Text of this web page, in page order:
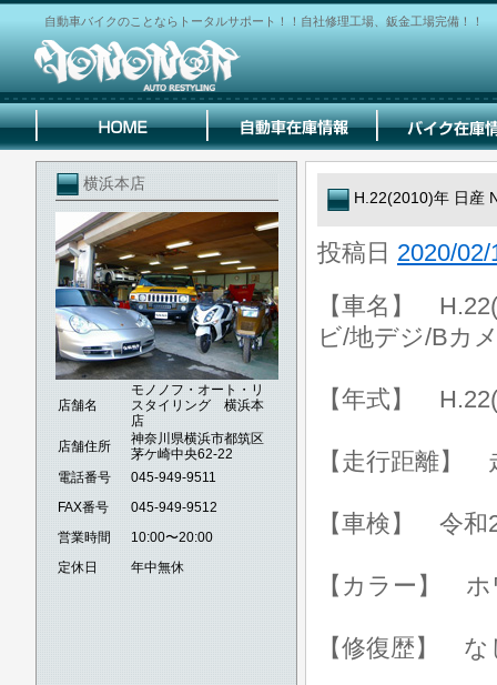
自動車バイクのことならトータルサポート！！自社修理工場、鈑金工場完備！！
横浜本店
店舗名
モノノフ・オート・リ
スタイリング 横浜本
店
店舗住所
神奈川県横浜市都筑区
茅ケ崎中央62-22
電話番号
045-949-9511
FAX番号
045-949-9512
営業時間
10:00〜20:00
定休日
年中無休
H.22(2010)年 日産
投稿日 2020/02/
【車名】
ビ/地デジ/Bカ
【年式】
【走行距離】
【車検】 令和
【カラー】
【修復歴】 な